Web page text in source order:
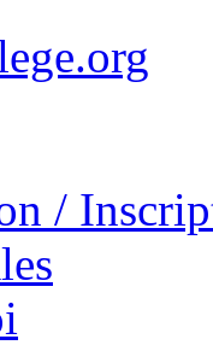
/